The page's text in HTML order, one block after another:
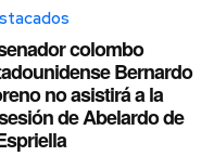
colombo
Bernardo
no asistirá a la
de Abelardo de